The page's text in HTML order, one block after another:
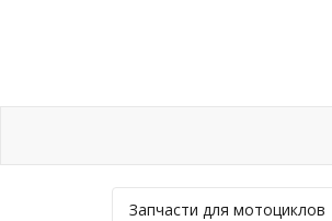
Запчасти для мотоциклов